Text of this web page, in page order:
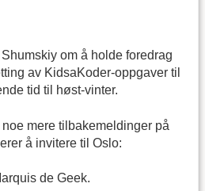
om å holde foredrag
av KidsaKoder-oppgaver til
tid til høst-vinter.
mere tilbakemeldinger på
å invitere til Oslo:
de Geek.